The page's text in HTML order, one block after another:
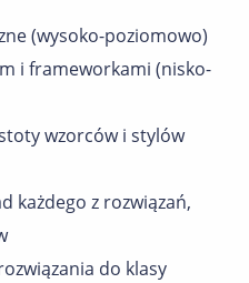
(wysoko-poziomowo)
i frameworkami (nisko-
wzorców i stylów
każdego z rozwiązań,
do klasy